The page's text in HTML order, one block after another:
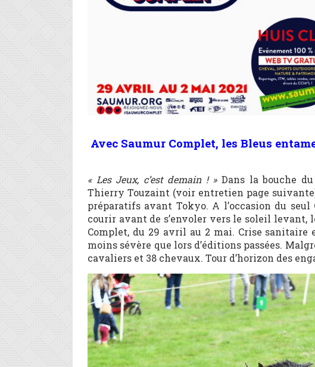
Avec Saumur Complet, les Bleus
« Les Jeux, c’est demain ! » Dans la bouche
Thierry Touzaint (voir entretien page
préparatifs avant Tokyo. A l’occasion du seul
courir avant de s’envoler vers le soleil
Complet, du 29 avril au 2 mai. Crise
moins sévère que lors d’éditions passées.
cavaliers et 38 chevaux. Tour d’horizon des